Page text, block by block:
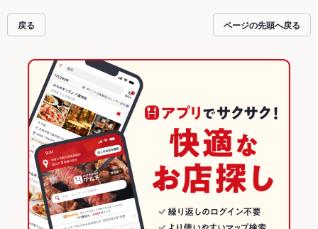
えるお店も拡大中です。友達どうしの飲み会にも、会社の宴会にも、デートや
パーティーにもお得に便利にホットペッパーグルメをご利用ください。
戻る ページの先頭へ戻る